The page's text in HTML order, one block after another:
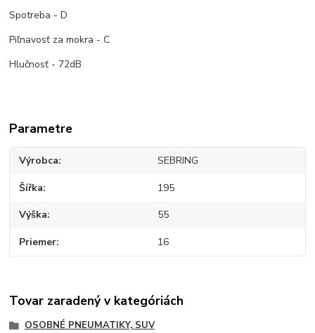
Spotreba - D
Piľnavosť za mokra - C
Hlučnosť - 72dB
Parametre
Výrobca SEBRING
Šířka 195
Výška 55
Priemer 16
Tovar zaradený v kategóriách
OSOBNÉ PNEUMATIKY, SUV